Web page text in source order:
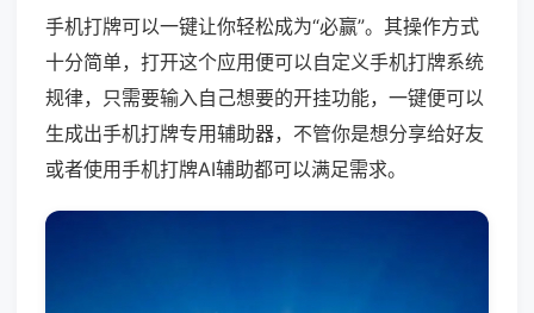
手机打牌可以一键让你轻松成为“必赢”。其操作方式
十分简单，打开这个应用便可以自定义手机打牌系统
规律，只需要输入自己想要的开挂功能，一键便可以
生成出手机打牌专用辅助器，不管你是想分享给好友
或者使用手机打牌AI辅助都可以满足需求。